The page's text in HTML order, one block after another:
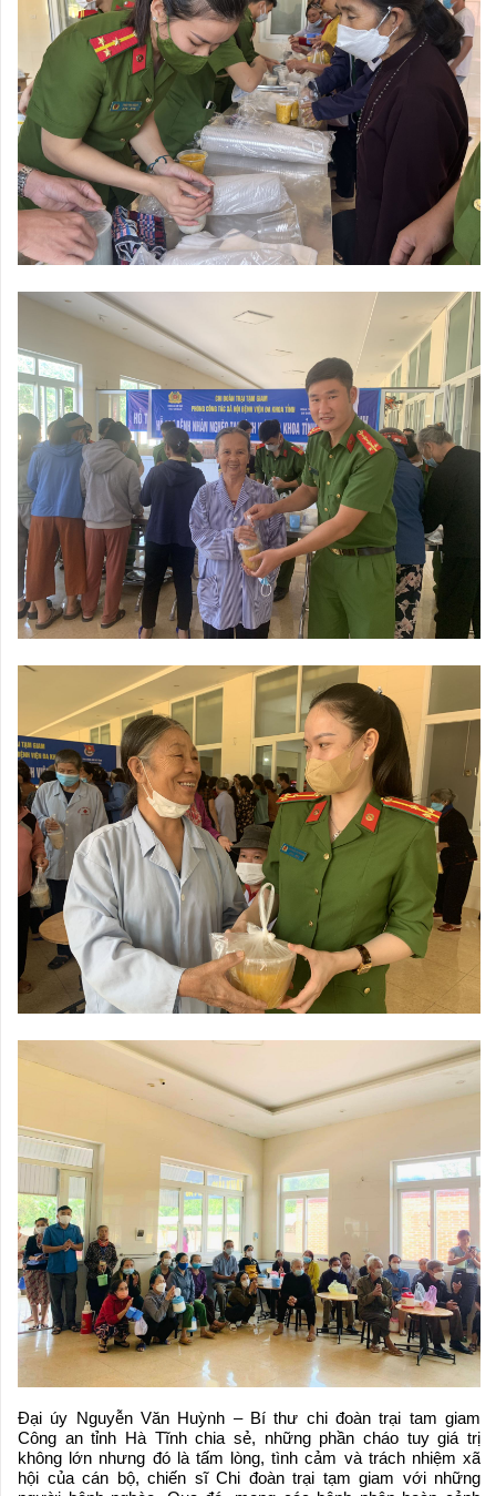
Đại úy Nguyễn Văn Huỳnh – Bí thư chi đoàn trại tam giam
Công an tỉnh Hà Tĩnh chia sẻ, những phần cháo tuy giá trị
không lớn nhưng đó là tấm lòng, tình cảm và trách nhiệm xã
hội của cán bộ, chiến sĩ Chi đoàn trại tạm giam với những